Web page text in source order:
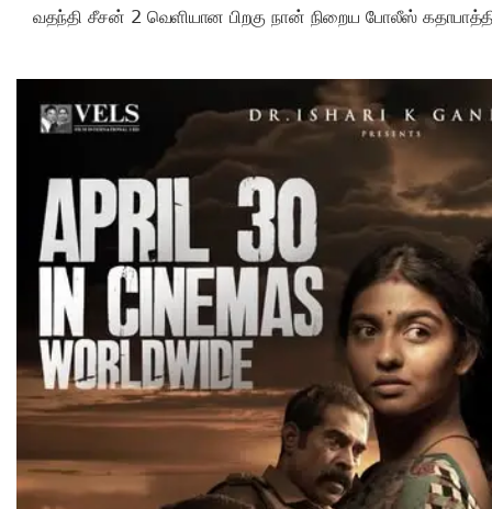
வதந்தி சீசன் 2 வெளியான பிறகு நான் நிறைய போலீஸ்